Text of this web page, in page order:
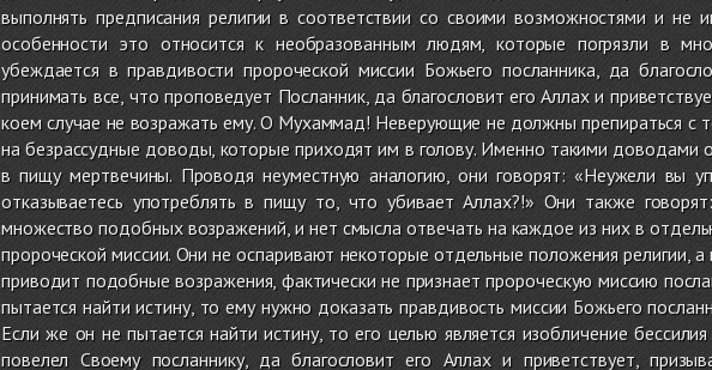
выполнять предписания религии в соответствии со своими возможностями и не
особенности это относится к необразованным людям, которые погрязли в
убеждается в правдивости пророческой миссии Божьего посланника, да
принимать все, что проповедует Посланник, да благословит его Аллах и
коем случае не возражать ему. О Мухаммад! Неверующие не должны препираться с
на безрассудные доводы, которые приходят им в голову. Именно такими доводами
в пищу мертвечины. Проводя неуместную аналогию, они говорят: «Неужели вы
отказываетесь употреблять в пищу то, что убивает Аллах?!» Они также
множество подобных возражений, и нет смысла отвечать на каждое из них в
пророческой миссии. Они не оспаривают некоторые отдельные положения религии,
приводит подобные возражения, фактически не признает пророческую миссию
пытается найти истину, то ему нужно доказать правдивость миссии Божьего
Если же он не пытается найти истину, то его целью является изобличение
повелел Своему посланнику, да благословит его Аллах и приветствует,